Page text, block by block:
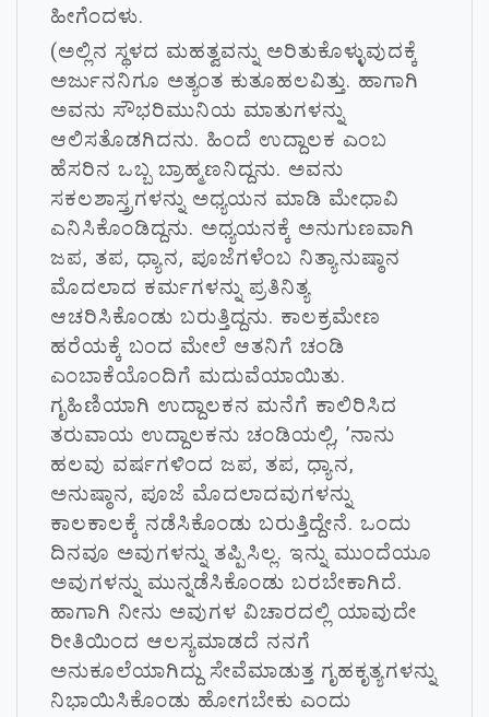
ಹೀಗೆಂದಳು.
(ಅಲ್ಲಿನ ಸ್ಥಳದ ಮಹತ್ವವನ್ನು ಅರಿತುಕೊಳ್ಳುವುದಕ್ಕೆ
ಅರ್ಜುನನಿಗೂ ಅತ್ಯಂತ ಕುತೂಹಲವಿತ್ತು. ಹಾಗಾಗಿ
ಅವನು ಸೌಭರಿಮುನಿಯ ಮಾತುಗಳನ್ನು
ಆಲಿಸತೊಡಗಿದನು. ಹಿಂದೆ ಉದ್ದಾಲಕ ಎಂಬ
ಹೆಸರಿನ ಒಬ್ಬ ಬ್ರಾಹ್ಮಣನಿದ್ದನು. ಅವನು
ಸಕಲಶಾಸ್ತ್ರಗಳನ್ನು ಅಧ್ಯಯನ ಮಾಡಿ ಮೇಧಾವಿ
ಎನಿಸಿಕೊಂಡಿದ್ದನು. ಅಧ್ಯಯನಕ್ಕೆ ಅನುಗುಣವಾಗಿ
ಜಪ, ತಪ, ಧ್ಯಾನ, ಪೂಜೆಗಳೆಂಬ ನಿತ್ಯಾನುಷ್ಠಾನ
ಮೊದಲಾದ ಕರ್ಮಗಳನ್ನು ಪ್ರತಿನಿತ್ಯ
ಆಚರಿಸಿಕೊಂಡು ಬರುತ್ತಿದ್ದನು. ಕಾಲಕ್ರಮೇಣ
ಹರೆಯಕ್ಕೆ ಬಂದ ಮೇಲೆ ಆತನಿಗೆ ಚಂಡಿ
ಎಂಬಾಕೆಯೊಂದಿಗೆ ಮದುವೆಯಾಯಿತು.
ಗೃಹಿಣಿಯಾಗಿ ಉದ್ದಾಲಕನ ಮನೆಗೆ ಕಾಲಿರಿಸಿದ
ತರುವಾಯ ಉದ್ದಾಲಕನು ಚಂಡಿಯಲ್ಲಿ, ’ನಾನು
ಹಲವು ವರ್ಷಗಳಿಂದ ಜಪ, ತಪ, ಧ್ಯಾನ,
ಅನುಷ್ಠಾನ, ಪೂಜೆ ಮೊದಲಾದವುಗಳನ್ನು
ಕಾಲಕಾಲಕ್ಕೆ ನಡೆಸಿಕೊಂಡು ಬರುತ್ತಿದ್ದೇನೆ. ಒಂದು
ದಿನವೂ ಅವುಗಳನ್ನು ತಪ್ಪಿಸಿಲ್ಲ. ಇನ್ನು ಮುಂದೆಯೂ
ಅವುಗಳನ್ನು ಮುನ್ನಡೆಸಿಕೊಂಡು ಬರಬೇಕಾಗಿದೆ.
ಹಾಗಾಗಿ ನೀನು ಅವುಗಳ ವಿಚಾರದಲ್ಲಿ ಯಾವುದೇ
ರೀತಿಯಿಂದ ಆಲಸ್ಯಮಾಡದೆ ನನಗೆ
ಅನುಕೂಲೆಯಾಗಿದ್ದು ಸೇವೆಮಾಡುತ್ತ ಗೃಹಕೃತ್ಯಗಳನ್ನು
ನಿಭಾಯಿಸಿಕೊಂಡು ಹೋಗಬೇಕು ಎಂದು